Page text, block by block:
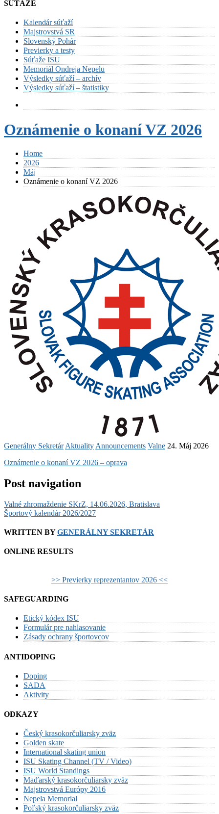
SÚŤAŽE
Kalendár súťaží
Majstrovstvá SR
Slovenský Pohár
Previerky a testy
Súťaže ISU
Memoriál Ondreja Nepelu
Výsledky súťaží – archív
Výsledky súťaží – štatistiky
Oznámenie o konaní VZ 2026
Home
2026
Máj
Oznámenie o konaní VZ 2026
Generálny Sekretár Aktuality Announcements Valne 24. Máj 2026
Oznámenie o konaní VZ 2026 – oprava
Post navigation
Valné zhromaždenie SKrZ, 14.06.2026, Bratislava
Športový kalendár 2026/2027
WRITTEN BYGENERÁLNY SEKRETÁR
ONLINE RESULTS
>> Previerky reprezentantov 2026 <<
SAFEGUARDING
Etický kódex ISU
Formulár pre nahlasovanie
Zásady ochrany športovcov
ANTIDOPING
Doping
SADA
Aktivity
ODKAZY
Český krasokorčuliarsky zväz
Golden skate
International skating union
ISU Skating Channel (TV / Video)
ISU World Standings
Maďarský krasokorčuliarsky zväz
Majstrovstvá Európy 2016
Nepela Memorial
Poľský krasokorčuliarsky zväz